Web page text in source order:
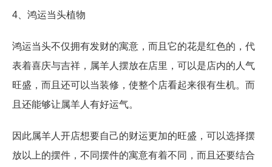
4、鸿运当头植物
鸿运当头不仅拥有发财的寓意，而且它的花是红色的，代
表着喜庆与吉祥，属羊人摆放在店里，可以是店内的人气
旺盛，而且还可以当装修，使整个店看起来很有生机。而
且还能够让属羊人有好运气。
因此属羊人开店想要自己的财运更加的旺盛，可以选择摆
放以上的摆件，不同摆件的寓意有着不同，而且还要结合